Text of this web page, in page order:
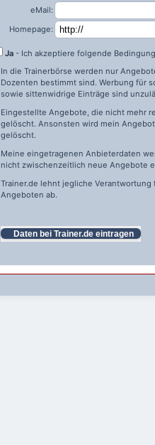
eMail:
Homepage:
Ja - Ich akzeptiere folgende
In die Trainerbörse werden nur
Dozenten bestimmt sind. Werbung für
sowie sittenwidrige Einträge sind
Eingestellte Angebote, die nicht mehr
gelöscht. Ansonsten wird mein
gelöscht.
Meine eingetragenen Anbieterdaten
nicht zwischenzeitlich neue Angebote
Trainer.de lehnt jegliche
Angeboten ab.
Daten bei Trainer.de eintragen